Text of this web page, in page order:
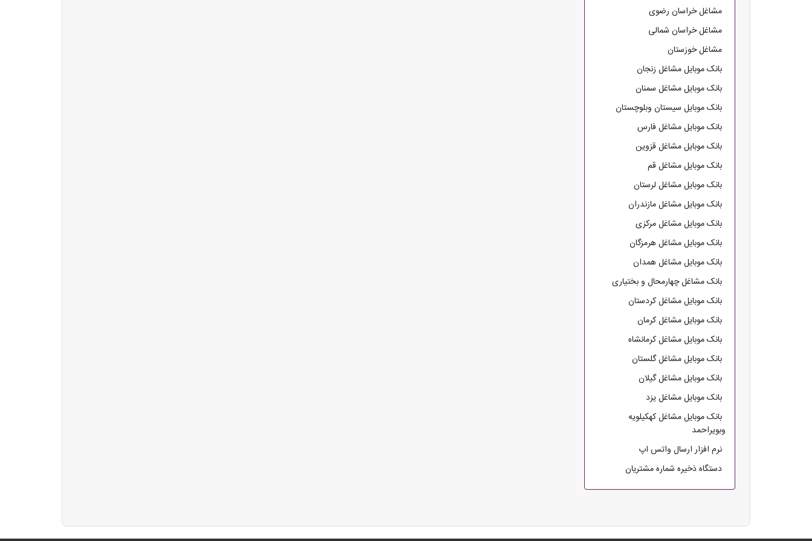
مشاغل خراسان رضوی
مشاغل خراسان شمالی
مشاغل خوزستان
بانک موبایل مشاغل زنجان
بانک موبایل مشاغل سمنان
بانک موبایل سیستان وبلوچستان
بانک موبایل مشاغل فارس
بانک موبایل مشاغل قزوین
بانک موبایل مشاغل قم
بانک موبایل مشاغل لرستان
بانک موبایل مشاغل مازندران
بانک موبایل مشاغل مرکزی
بانک موبایل مشاغل هرمزگان
بانک موبایل مشاغل همدان
بانک مشاغل چهارمحال و بختیاری
بانک موبایل مشاغل کردستان
بانک موبایل مشاغل کرمان
بانک موبایل مشاغل کرمانشاه
بانک موبایل مشاغل گلستان
بانک موبایل مشاغل گیلان
بانک موبایل مشاغل یزد
بانک موبایل مشاغل کهکیلویه
وبویراحمد
نرم افزار ارسال واتس اپ
دستگاه ذخیره شماره مشتریان